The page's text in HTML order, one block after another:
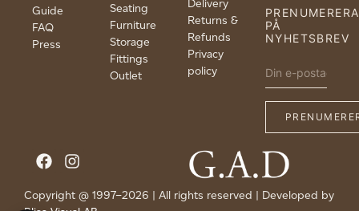
Guide
FAQ
Press
Seating
Furniture
Storage
Fittings
Outlet
Delivery
Returns &
Refunds
Privacy
policy
PRENUMERERA
PÅ
NYHETSBREV
Copyright @ 1997–2026 | All rights reserved | Developed by